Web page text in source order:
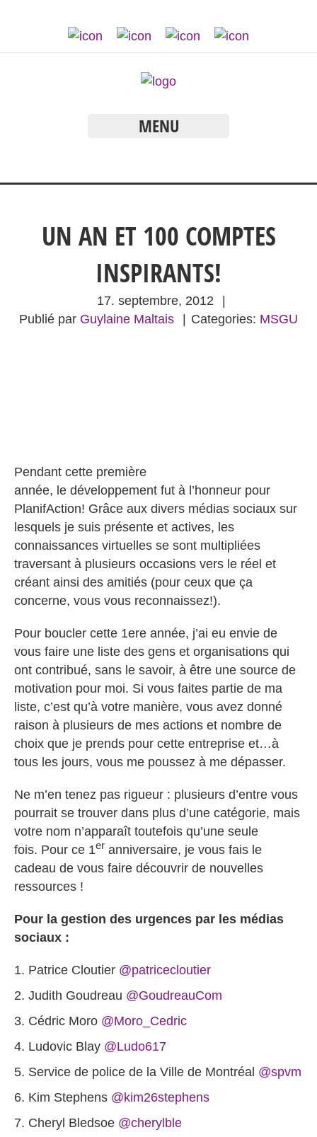
MENU
UN AN ET 100 COMPTES
INSPIRANTS!
17. septembre, 2012
Publié par Guylaine Maltais Categories: MSGU
Pendant cette première
année, le développement fut à l’honneur pour
PlanifAction! Grâce aux divers médias sociaux sur
lesquels je suis présente et actives, les
connaissances virtuelles se sont multipliées
traversant à plusieurs occasions vers le réel et
créant ainsi des amitiés (pour ceux que ça
concerne, vous vous reconnaissez!).
Pour boucler cette 1ere année, j’ai eu envie de
vous faire une liste des gens et organisations qui
ont contribué, sans le savoir, à être une source de
motivation pour moi. Si vous faites partie de ma
liste, c’est qu’à votre manière, vous avez donné
raison à plusieurs de mes actions et nombre de
choix que je prends pour cette entreprise et…à
tous les jours, vous me poussez à me dépasser.
Ne m’en tenez pas rigueur : plusieurs d’entre vous
pourrait se trouver dans plus d’une catégorie, mais
votre nom n’apparaît toutefois qu’une seule
fois. Pour ce 1er anniversaire, je vous fais le
cadeau de vous faire découvrir de nouvelles
ressources !
Pour la gestion des urgences par les médias
sociaux :
Patrice Cloutier @patricecloutier
Judith Goudreau @GoudreauCom
Cédric Moro @Moro_Cedric
Ludovic Blay @Ludo617
Service de police de la Ville de Montréal @spvm
Kim Stephens @kim26stephens
Cheryl Bledsoe @cherylble